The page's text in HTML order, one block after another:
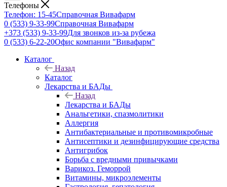
Телефоны
Телефон: 15-45Справочная Вивафарм
0 (533) 9-33-99Справочная Вивафарм
+373 (533) 9-33-99Для звонков из-за рубежа
0 (533) 6-22-20Офис компании "Вивафарм"
Каталог
Назад
Каталог
Лекарства и БАДы
Назад
Лекарства и БАДы
Анальгетики, спазмолитики
Аллергия
Антибактериальные и противомикробные
Антисептики и дезинфицирующие средства
Антигрибок
Борьба с вредными привычками
Варикоз. Геморрой
Витамины, микроэлементы